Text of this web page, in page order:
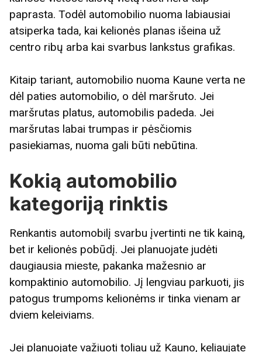
paprasta. Todėl automobilio nuoma labiausiai
atsiperka tada, kai kelionės planas išeina už
centro ribų arba kai svarbus lankstus grafikas.
Kitaip tariant, automobilio nuoma Kaune verta ne
dėl paties automobilio, o dėl maršruto. Jei
maršrutas platus, automobilis padeda. Jei
maršrutas labai trumpas ir pėsčiomis
pasiekiamas, nuoma gali būti nebūtina.
Kokią automobilio
kategoriją rinktis
Renkantis automobilį svarbu įvertinti ne tik kainą,
bet ir kelionės pobūdį. Jei planuojate judėti
daugiausia mieste, pakanka mažesnio ar
kompaktinio automobilio. Jį lengviau parkuoti, jis
patogus trumpoms kelionėms ir tinka vienam ar
dviem keleiviams.
Jei planuojate važiuoti toliau už Kauno, keliaujate